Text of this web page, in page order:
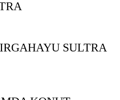
SULTRA